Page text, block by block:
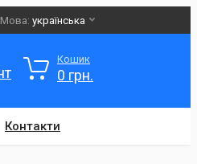
Мова: українська
Контакти
Кошик
0 грн.